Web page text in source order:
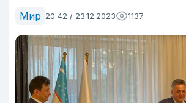
Мир 20:42 / 23.12.2023 1137